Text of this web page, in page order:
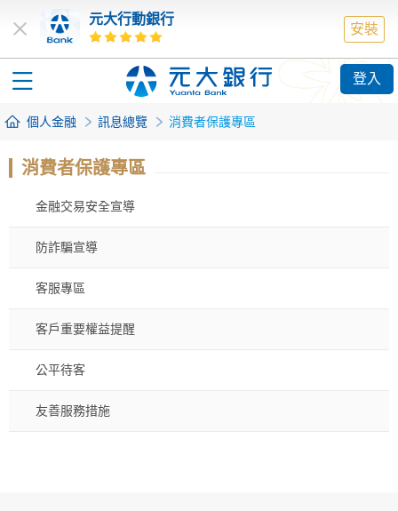
元大行動銀行
安裝
登入
個人金融 訊息總覽 消費者保護專區
消費者保護專區
金融交易安全宣導
防詐騙宣導
客服專區
客戶重要權益提醒
公平待客
友善服務措施